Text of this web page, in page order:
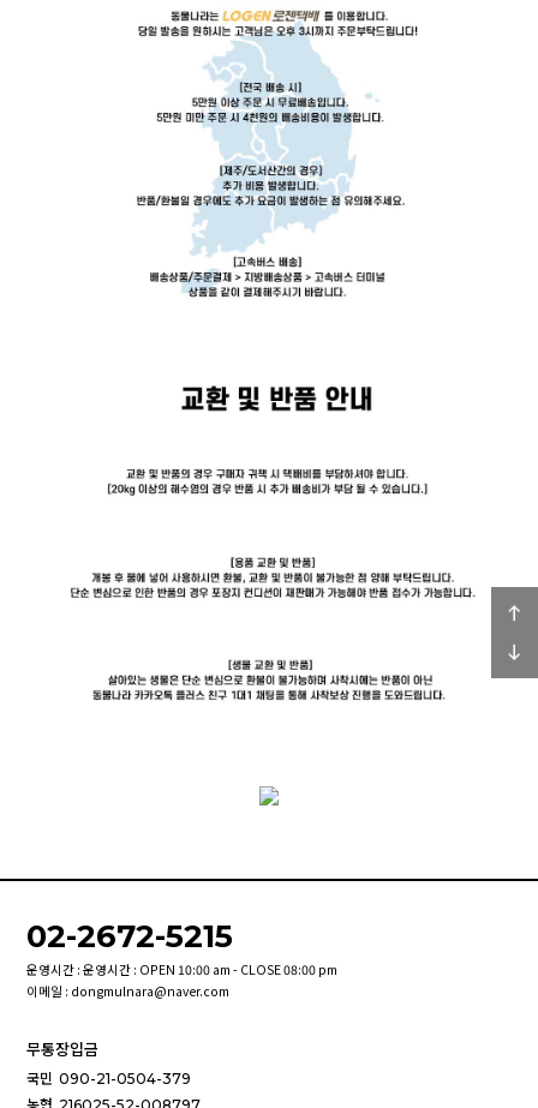
02-2672-5215
운영시간 : 운영시간 : OPEN 10:00 am - CLOSE 08:00 pm
이메일 : dongmulnara@naver.com
무통장입금
국민 090-21-0504-379
농협